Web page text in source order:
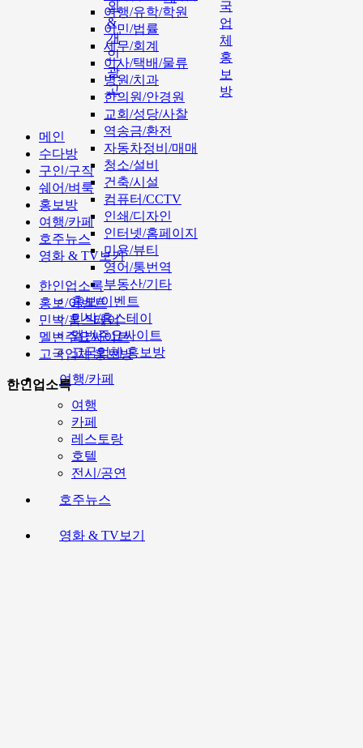
여행/유학/학원
이민/법률
세무/회계
이사/택배/물류
병원/치과
한의원/안경원
교회/성당/사찰
역송금/환전
자동차정비/매매
청소/설비
건축/시설
컴퓨터/CCTV
인쇄/디자인
인터넷/홈페이지
미용/뷰티
영어/통번역
부동산/기타
홍보/이벤트
민박/홈스테이
멜번주요싸이트
고국업체 홍보방
여행/카페
여행
카페
레스토랑
호텔
전시/공연
호주뉴스
영화 & TV보기
외
&
개
인
광
고
국
업
체
홍
보
방
메인
수다방
구인/구직
쉐어/벼룩
홍보방
여행/카페
호주뉴스
영화 & TV보기
한인업소록
홍보/이벤트
민박/홈스테이
멜번주요싸이트
고국업체 홍보방
한인업소록